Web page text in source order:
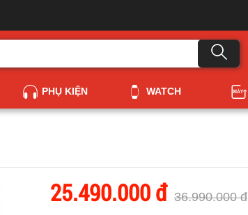
PHỤ KIỆN WATCH
25.490.000 đ 36.990.000 đ